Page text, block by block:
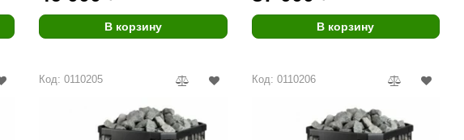
Nikkarien
В корзину В корзину
Код: 0110205 Код: 0110206